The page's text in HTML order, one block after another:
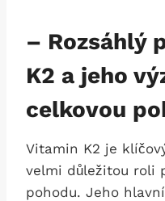
– Rozsáhlý
K2 a jeho
celkovou
Vitamin K2 je
velmi důležitou roli
pohodu. Jeho